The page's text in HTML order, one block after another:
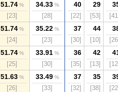
51.74%
[23]
34.33%
[28]
40
[22]
29
[53]
51.74%
[24]
35.22%
[23]
37
[30]
44
[10]
51.74%
[25]
33.91%
[30]
36
[35]
42
[13]
51.63%
[26]
33.49%
[33]
37
[32]
35
[38]